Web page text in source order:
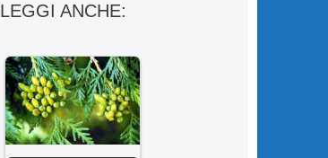
LEGGI ANCHE: